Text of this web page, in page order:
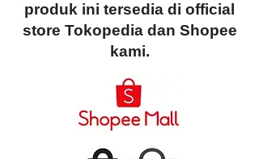
produk ini tersedia di official
store Tokopedia dan Shopee
kami.